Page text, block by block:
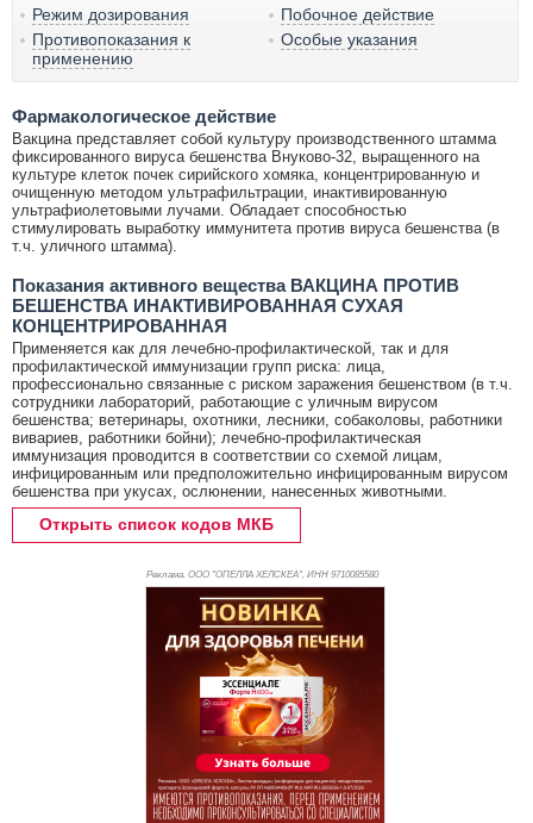
Режим дозирования
Побочное действие
Противопоказания к
применению
Особые указания
Фармакологическое действие
Вакцина представляет собой культуру производственного штамма
фиксированного вируса бешенства Внуково-32, выращенного на
культуре клеток почек сирийского хомяка, концентрированную и
очищенную методом ультрафильтрации, инактивированную
ультрафиолетовыми лучами. Обладает способностью
стимулировать выработку иммунитета против вируса бешенства (в
т.ч. уличного штамма).
Показания активного вещества ВАКЦИНА ПРОТИВ
БЕШЕНСТВА ИНАКТИВИРОВАННАЯ СУХАЯ
КОНЦЕНТРИРОВАННАЯ
Применяется как для лечебно-профилактической, так и для
профилактической иммунизации групп риска: лица,
профессионально связанные с риском заражения бешенством (в т.ч.
сотрудники лабораторий, работающие с уличным вирусом
бешенства; ветеринары, охотники, лесники, собаколовы, работники
вивариев, работники бойни); лечебно-профилактическая
иммунизация проводится в соответствии со схемой лицам,
инфицированным или предположительно инфицированным вирусом
бешенства при укусах, ослюнении, нанесенных животными.
Открыть список кодов МКБ
Реклама. ООО "ОПЕЛЛА ХЕЛСКЕА", ИНН 9710085580